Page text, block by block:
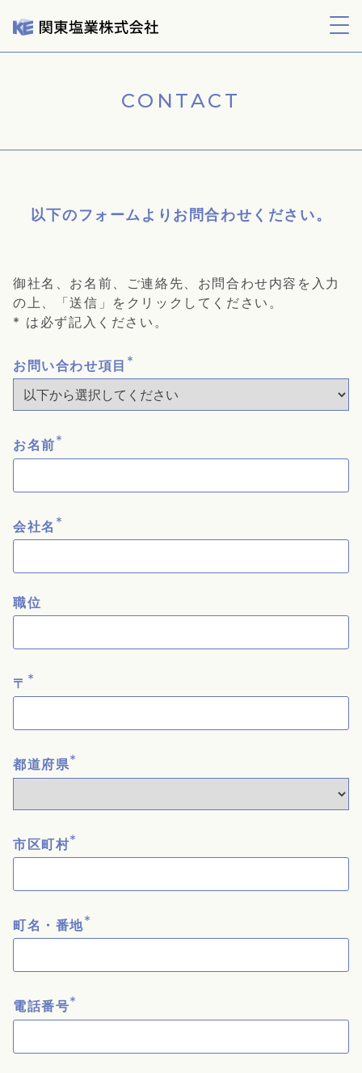
採用情報
CONTACT
以下のフォームよりお問合わせください。
御社名、お名前、ご連絡先、お問合わせ内容を入力
の上、「送信」をクリックしてください。
* は必ず記入ください。
お問い合わせ項目 *
お名前*
会社名 *
職位
〒 *
都道府県*
市区町村*
町名・番地*
電話番号*